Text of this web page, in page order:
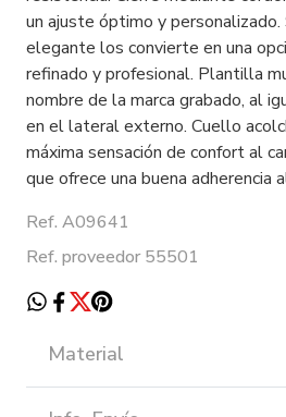
un ajuste óptimo y
elegante los convierte en una
refinado y profesional. Plantilla
nombre de la marca grabado, al
en el lateral externo. Cuello
máxima sensación de confort al
que ofrece una buena adherencia
Ref. A09641
Ref. proveedor 55501
Material